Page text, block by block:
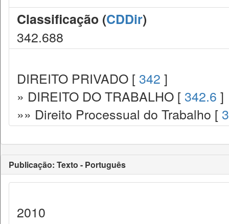
Classificação (CDDir)
342.688
DIREITO PRIVADO [ 342 ]
» DIREITO DO TRABALHO [ 342.6 ]
»» Direito Processual do Trabalho [
Publicação: Texto - Português
2010